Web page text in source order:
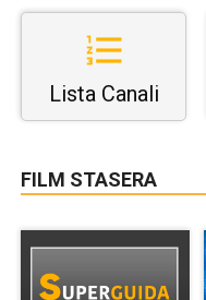
Lista Canali
FILM STASERA